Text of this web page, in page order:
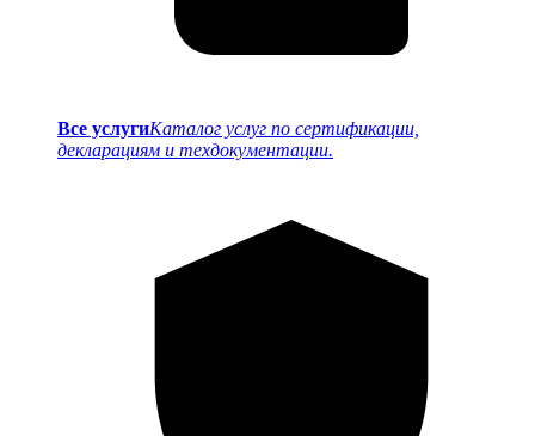
Все услугиКаталог услуг по сертификации,
декларациям и техдокументации.